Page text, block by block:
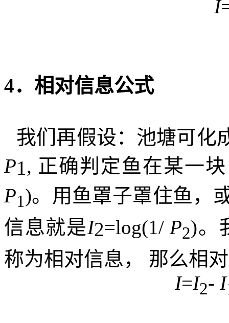
I
4．相对信息公式
我们再假设：池塘可化
P1, 正确判定鱼在某一
P1)。用鱼罩子罩住鱼，
信息就是I2=log(1/P2)。
称为相对信息，
那么相
I=I2- I